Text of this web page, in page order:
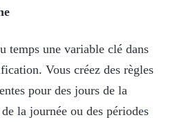
temps une variable clé dans
Vous créez des règles
pour des jours de la
la journée ou des périodes